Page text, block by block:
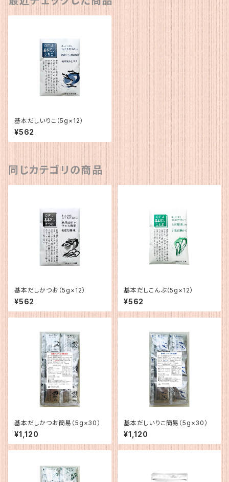
基本だしいりこ（5g×12）
¥562
同じカテゴリの商品
基本だしかつお（5g×12）
¥562
基本だしこんぶ（5g×12）
¥562
基本だしかつお簡易（5g×30）
¥1,120
基本だしいりこ簡易（5g×30）
¥1,120